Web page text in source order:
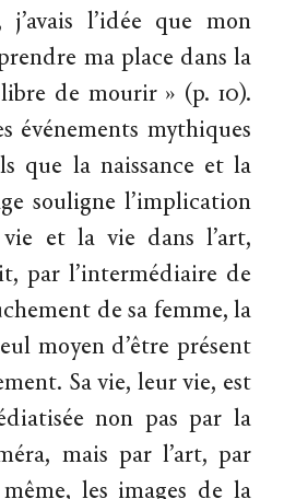
l’idée que mon
ma place dans la
de mourir » (p. 10).
événements mythiques
que la naissance et la
souligne l’implication
et la vie dans l’art,
par l’intermédiaire de
de sa femme, la
moyen d’être présent
Sa vie, leur vie, est
non pas par la
mais par l’art, par
les images de la